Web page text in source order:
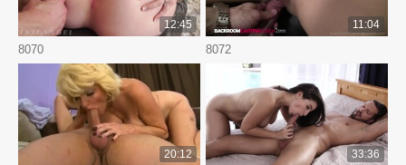
8070
12:45
8072
11:04
20:12 33:36